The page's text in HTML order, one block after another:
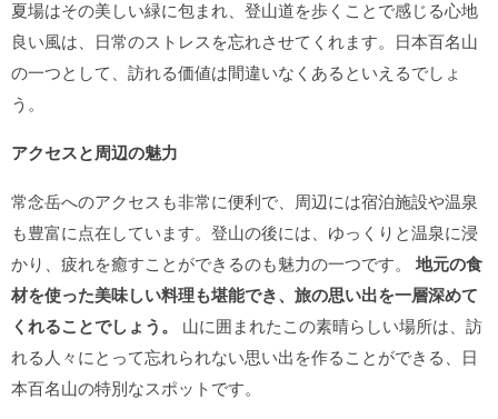
夏場はその美しい緑に包まれ、登山道を歩くことで感じる心地
良い風は、日常のストレスを忘れさせてくれます。日本百名山
の一つとして、訪れる価値は間違いなくあるといえるでしょ
う。
アクセスと周辺の魅力
常念岳へのアクセスも非常に便利で、周辺には宿泊施設や温泉
も豊富に点在しています。登山の後には、ゆっくりと温泉に浸
かり、疲れを癒すことができるのも魅力の一つです。 地元の食
材を使った美味しい料理も堪能でき、旅の思い出を一層深めて
くれることでしょう。
山に囲まれたこの素晴らしい場所は、訪
れる人々にとって忘れられない思い出を作ることができる、日
本百名山の特別なスポットです。